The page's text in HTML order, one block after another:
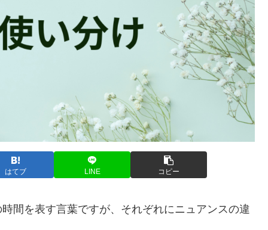
はてブ LINE コピー
間を表す言葉ですが、それぞれにニュアンスの違